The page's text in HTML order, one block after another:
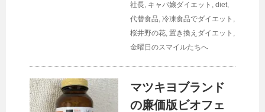
社長, キャバ嬢ダイエット , diet,
代替食品, 冷凍食品でダイエット ,
桜井野の花, 置き換えダイエット ,
金曜日のスマイルたちへ
マツキヨブランド
の廉価版ビオフェ